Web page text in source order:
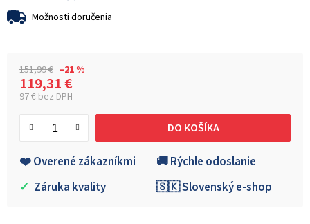
Možnosti doručenia
151,99 € –21 %
119,31 €
97 € bez DPH
DO KOŠÍKA
❤️ Overené zákazníkmi
🚚 Rýchle odoslanie
✓ Záruka kvality 🇸🇰 Slovenský e-shop